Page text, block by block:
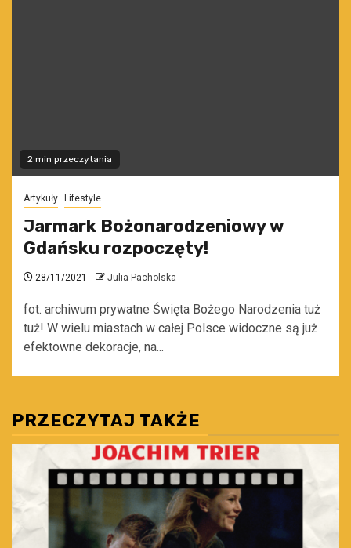
2 min przeczytania
Artykuły Lifestyle
Jarmark Bożonarodzeniowy w
Gdańsku rozpoczęty!
28/11/2021 Julia Pacholska
fot. archiwum prywatne Święta Bożego Narodzenia tuż
tuż! W wielu miastach w całej Polsce widoczne są już
efektowne dekoracje, na...
PRZECZYTAJ TAKŻE